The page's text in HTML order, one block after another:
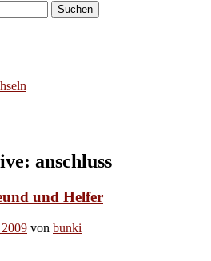
anschluss
und Helfer
von bunki